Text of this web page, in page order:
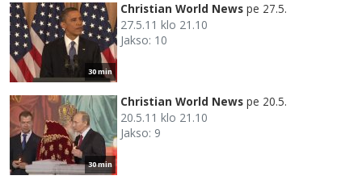
30 min
Christian World News pe 27.5.
27.5.11 klo 21.10
Jakso: 10
30 min
Christian World News pe 20.5.
20.5.11 klo 21.10
Jakso: 9